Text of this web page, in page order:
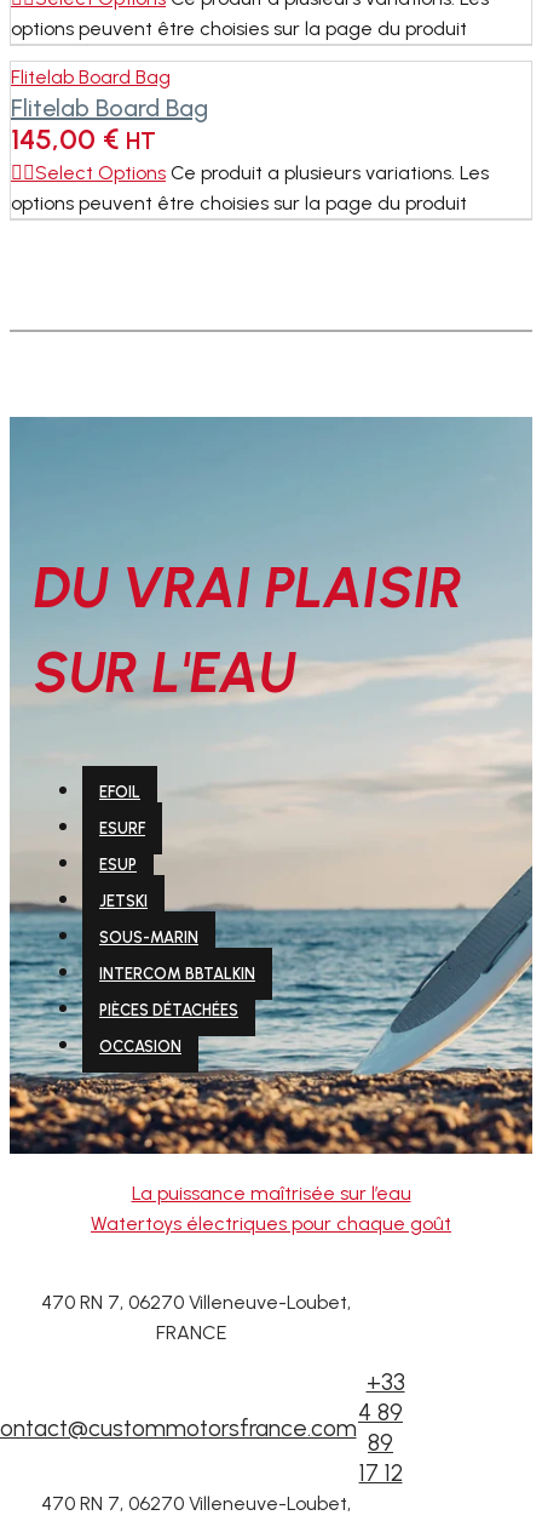
options peuvent être choisies sur la page du produit
Flitelab Board Bag
Flitelab Board Bag
145,00 € HT
Select Options Ce produit a plusieurs variations. Les
options peuvent être choisies sur la page du produit
DU VRAI PLAISIR
SUR L'EAU
EFOIL
ESURF
ESUP
JETSKI
SOUS-MARIN
INTERCOM BBTALKIN
PIÈCES DÉTACHÉES
OCCASION
La puissance maîtrisée sur l’eau
Watertoys électriques pour chaque goût
470 RN 7, 06270 Villeneuve-Loubet,
FRANCE
+33
4 89
89
17 12
470 RN 7, 06270 Villeneuve-Loubet,